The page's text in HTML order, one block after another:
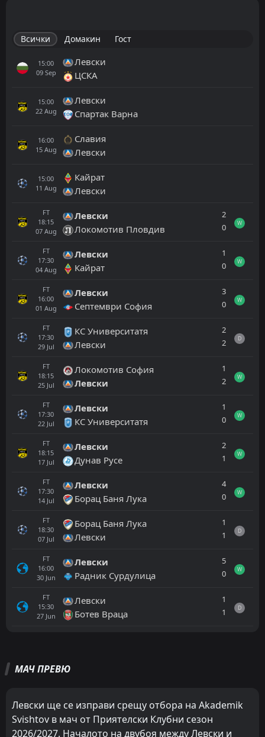
Всички Домакин Гост
15:00
09 Sep
Левски
ЦСКА
15:00
22 Aug
Левски
Спартак Варна
16:00
15 Aug
Славия
Левски
15:00
11 Aug
Кайрат
Левски
FT
18:15
07 Aug
Левски
Локомотив Пловдив
2
0
W
FT
17:30
04 Aug
Левски
Кайрат
1
0
W
FT
16:00
01 Aug
Левски
Септември София
3
0
W
FT
17:30
29 Jul
КС Университатя
Левски
2
2
D
FT
18:15
25 Jul
Локомотив София
Левски
1
2
W
FT
17:30
22 Jul
Левски
КС Университатя
1
0
W
FT
18:15
17 Jul
Левски
Дунав Русе
2
1
W
FT
17:30
14 Jul
Левски
Борац Баня Лука
4
0
W
FT
18:30
07 Jul
Борац Баня Лука
Левски
1
1
D
FT
16:00
30 Jun
Левски
Радник Сурдулица
5
0
W
FT
15:30
27 Jun
Левски
Ботев Враца
1
1
D
CANCELLED
13:00
Дунав Русе
МАЧ ПРЕВЮ
Левски ще се изправи срещу отбора на Akademik
Svishtov в мач от Приятелски Клубни сезон
2026/2027. Началото на двубоя между Левски и